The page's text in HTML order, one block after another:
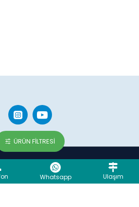
GRUP A.Ş. - Tüm hakları saklıdır.
Whatsapp Ulaşım
ÜRÜN FILTRESI